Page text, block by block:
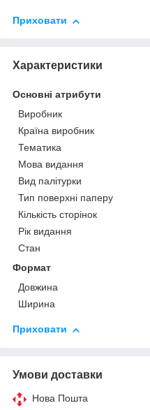
Приховати
Характеристики
Основні атрибути
Виробник
Країна виробник
Тематика
Мова видання
Вид палітурки
Тип поверхні паперу
Кількість сторінок
Рік видання
Стан
Формат
Довжина
Ширина
Приховати
Умови доставки
Нова Пошта